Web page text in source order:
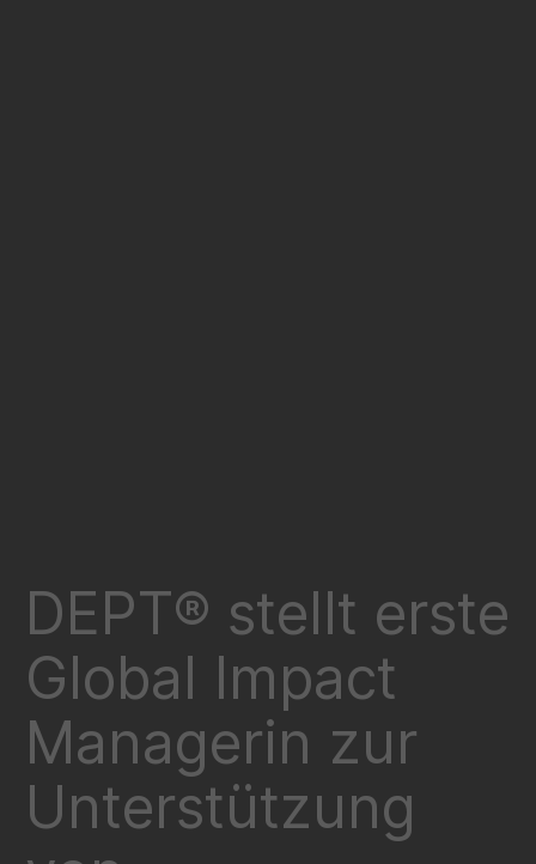
DEPT® stellt erste
Global Impact
Managerin zur
Unterstützung